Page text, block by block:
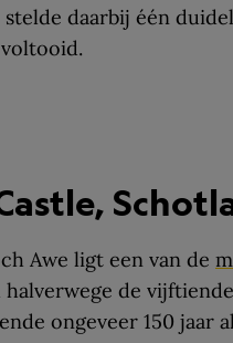
stelde daarbij één
Awe ligt een van de
de
ongeveer 150 jaar